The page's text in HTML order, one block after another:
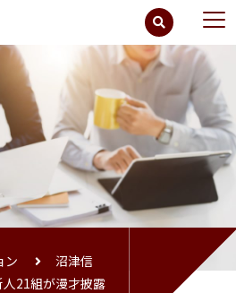
ン
沼津信
21組が漫才披露